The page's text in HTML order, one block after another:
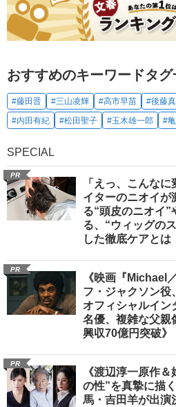
おすすめのキーワードタグ
#藤田晋 #三山凌輝 #高市早苗 #後藤
#内田有紀
#松田聖子 #玉木雄一郎 #
SPECIAL
PR
「えっ、こんな
イターのニオイ
る“頭皮のニオイ”
る、“ウィッグの
した徹底ケアとは
PR
《映画『Michael
フ・ジャクソン役
オフィシャルイン
名優、複雑な父親
興収70億円突破》
PR
《渡辺淳一原作
の性”を真摯に描
馬・吉田羊が出演